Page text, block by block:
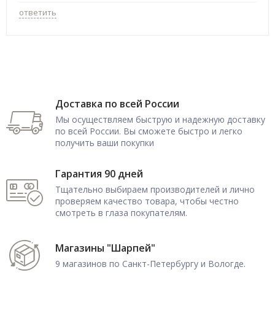
ответить
Доставка по всей России
Мы осуществляем быструю и надежную доставку
по всей России. Вы сможете быстро и легко
получить ваши покупки
Гарантия 90 дней
Тщательно выбираем производителей и лично
проверяем качество товара, чтобы честно
смотреть в глаза покупателям.
Магазины "Шарпей"
9 магазинов по Санкт-Петербургу и Вологде.